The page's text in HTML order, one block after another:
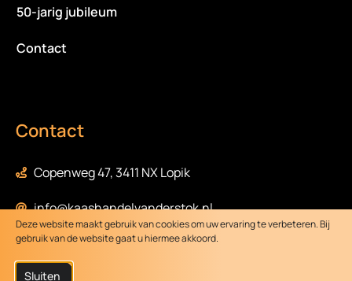
50-jarig jubileum
Contact
Contact
Copenweg 47, 3411 NX Lopik
info@kaashandelvanderstok.nl
0348-472058
Deze website maakt gebruik van cookies om uw ervaring te verbeteren. Bij
gebruik van de website gaat u hiermee akkoord.
Sluiten